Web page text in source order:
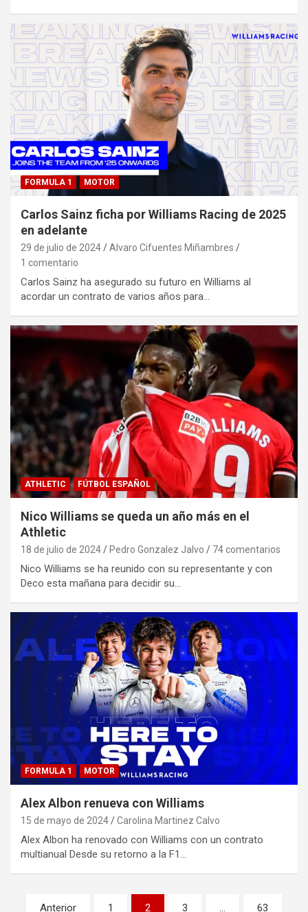
FORMULA 1 MOTOR
Carlos Sainz ficha por Williams Racing de 2025
en adelante
29 de julio de 2024
Alvaro Cifuentes Miñambres
1 comentario
Carlos Sainz ha asegurado su futuro en Williams al
acordar un contrato de varios años para…
ATHLETIC FÚTBOL ESPAÑOL
Nico Williams se queda un año más en el
Athletic
18 de julio de 2024 Pedro Gonzalez Jalvo 74 comentarios
Nico Williams se ha reunido con su representante y con
Deco esta mañana para decidir su…
FORMULA 1 MOTOR
Alex Albon renueva con Williams
15 de mayo de 2024 Carolina Martinez Calvo
Alex Albon ha renovado con Williams con un contrato
multianual Desde su retorno a la F1…
Paginación
Anterior 1 2 3 … 63